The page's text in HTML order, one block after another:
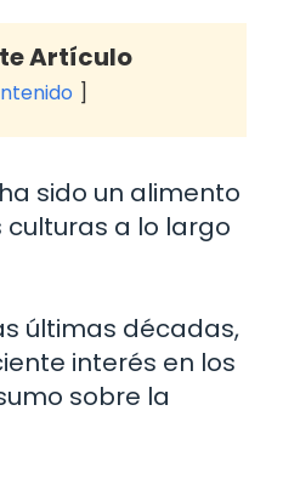
Artículo
sido un alimento
a lo largo
últimas décadas,
interés en los
sobre la